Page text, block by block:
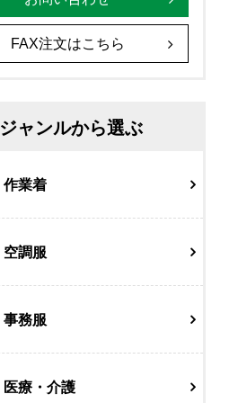
FAX注文はこちら
ジャンルから選ぶ
作業着
空調服
事務服
医療・介護